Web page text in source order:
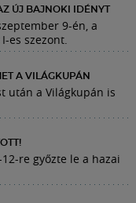
ÚJ BAJNOKI IDÉNYT
9-én, a
es szezont.
A VILÁGKUPÁN
után a Világkupán is
re győzte le a hazai